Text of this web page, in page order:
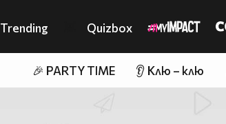
Trending Quizbox
🎉 PARTY TIME 👂 Клю – клю